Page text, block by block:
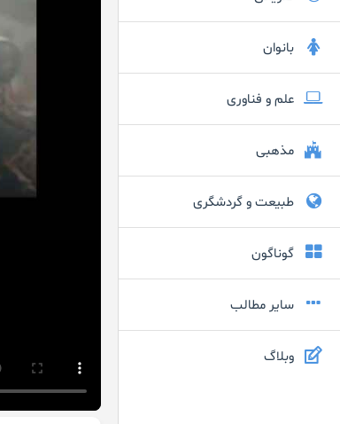
بانوان
علم و فناوری
مذهبی
طبیعت و گردشگری
گوناگون
سایر مطالب
وبلاگ